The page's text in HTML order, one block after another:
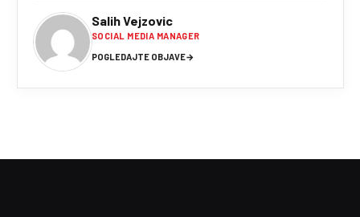
Salih Vejzovic
SOCIAL MEDIA MANAGER
POGLEDAJTE OBJAVE→